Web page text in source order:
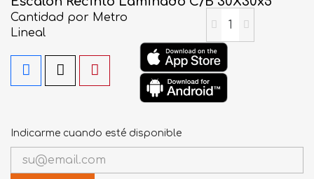
Cantidad por Metro
Lineal
Indicarme cuando esté disponible